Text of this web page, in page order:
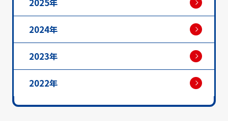
2025年
2024年
2023年
2022年